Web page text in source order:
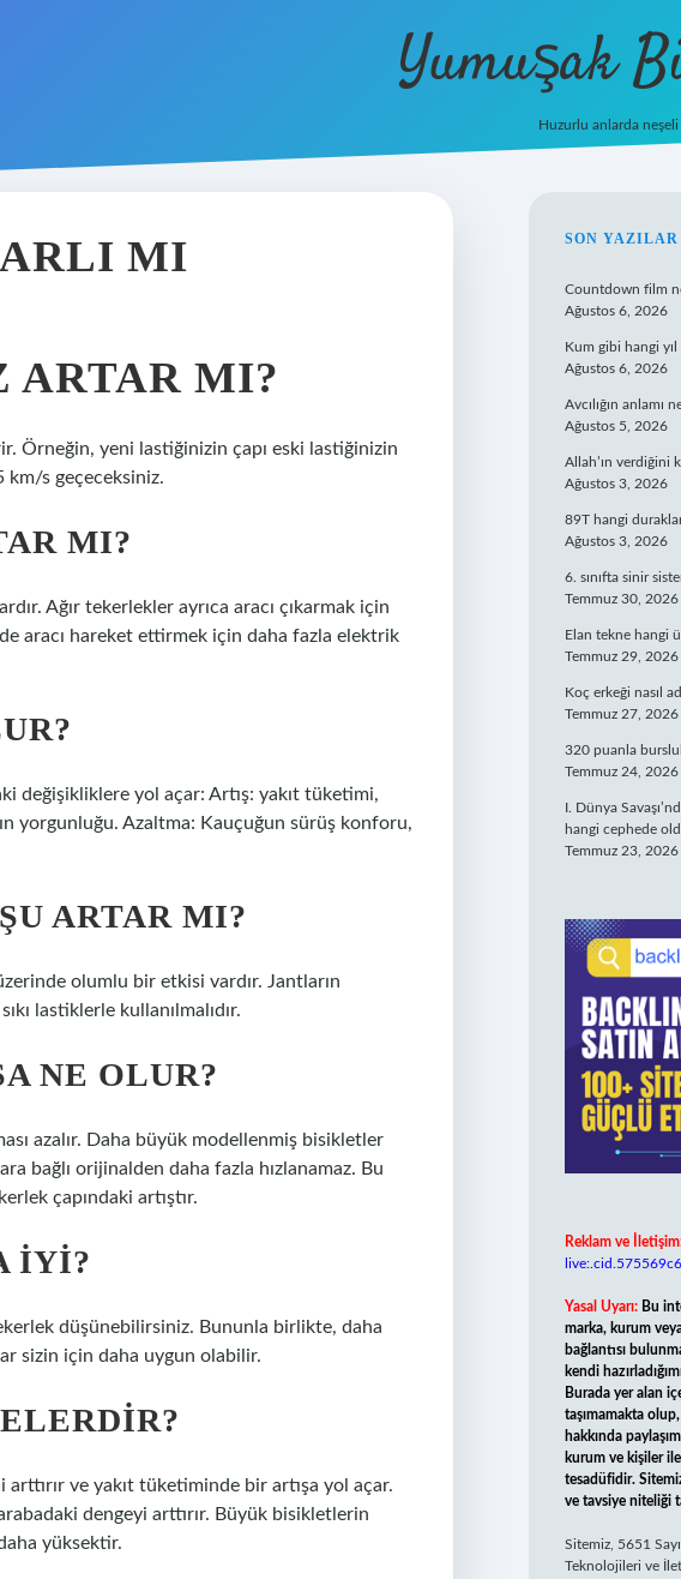
Yumuşak
Huzurlu anlarda
MI
ARTAR MI?
Örneğin, yeni lastiğinizin çapı eski lastiğinizin
km/s geçeceksiniz.
MI?
Ağır tekerlekler ayrıca aracı çıkarmak için
aracı hareket ettirmek için daha fazla elektrik
değişikliklere yol açar: Artış: yakıt tüketimi,
yorgunluğu. Azaltma: Kauçuğun sürüş konforu,
ARTAR MI?
olumlu bir etkisi vardır. Jantların
lastiklerle kullanılmalıdır.
NE OLUR?
azalır. Daha büyük modellenmiş bisikletler
bağlı orijinalden daha fazla hızlanamaz. Bu
çapındaki artıştır.
IYI?
düşünebilirsiniz. Bununla birlikte, daha
sizin için daha uygun olabilir.
ve yakıt tüketiminde bir artışa yol açar.
dengeyi arttırır. Büyük bisikletlerin
yüksektir.
SON YAZILAR
Countdown film
Ağustos 6, 2026
Kum gibi hangi yıl
Ağustos 6, 2026
Avcılığın anlamı
Ağustos 5, 2026
Allah’ın verdiğini
Ağustos 3, 2026
89T hangi
Ağustos 3, 2026
6. sınıfta sinir
Temmuz 30, 2026
Elan tekne hangi
Temmuz 29, 2026
Koç erkeği nasıl
Temmuz 27, 2026
320 puanla
Temmuz 24, 2026
I. Dünya
hangi cephede
Temmuz 23, 2026
Reklam ve
Yasal Uyarı: Bu
marka, kurum
bağlantısı
kendi
Burada yer alan
taşımamakta
hakkında
kurum ve kişiler
tesadüfidir.
ve tavsiye niteliği
Sitemiz, 5651
Teknolojileri ve